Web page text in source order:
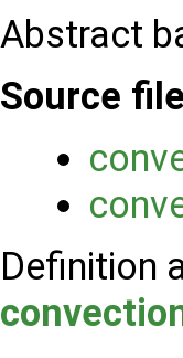
Abstract
Source
Definition